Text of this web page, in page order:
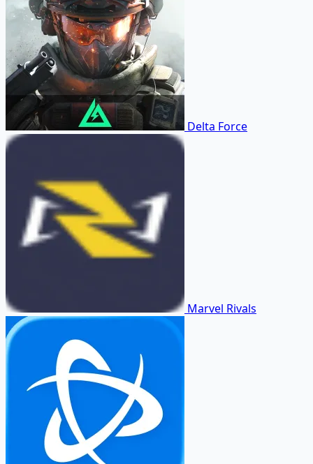
Delta Force
Marvel Rivals